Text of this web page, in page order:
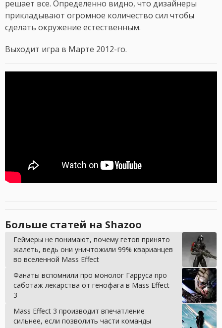
решает все. Определенно видно, что дизайнеры
прикладывают огромное количество сил чтобы
сделать окружение естественным.
Выходит игра в Марте 2012-го.
Больше статей на Shazoo
Геймеры не понимают, почему гетов принято
жалеть, ведь они уничтожили 99% кварианцев
во вселенной Mass Effect
Фанаты вспомнили про монолог Гарруса про
саботаж лекарства от генофага в Mass Effect
3
Mass Effect 3 производит впечатление
сильнее, если позволить части команды